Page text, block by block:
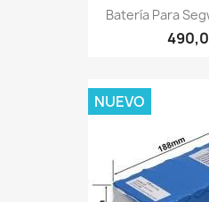
Batería Para
NUEVO